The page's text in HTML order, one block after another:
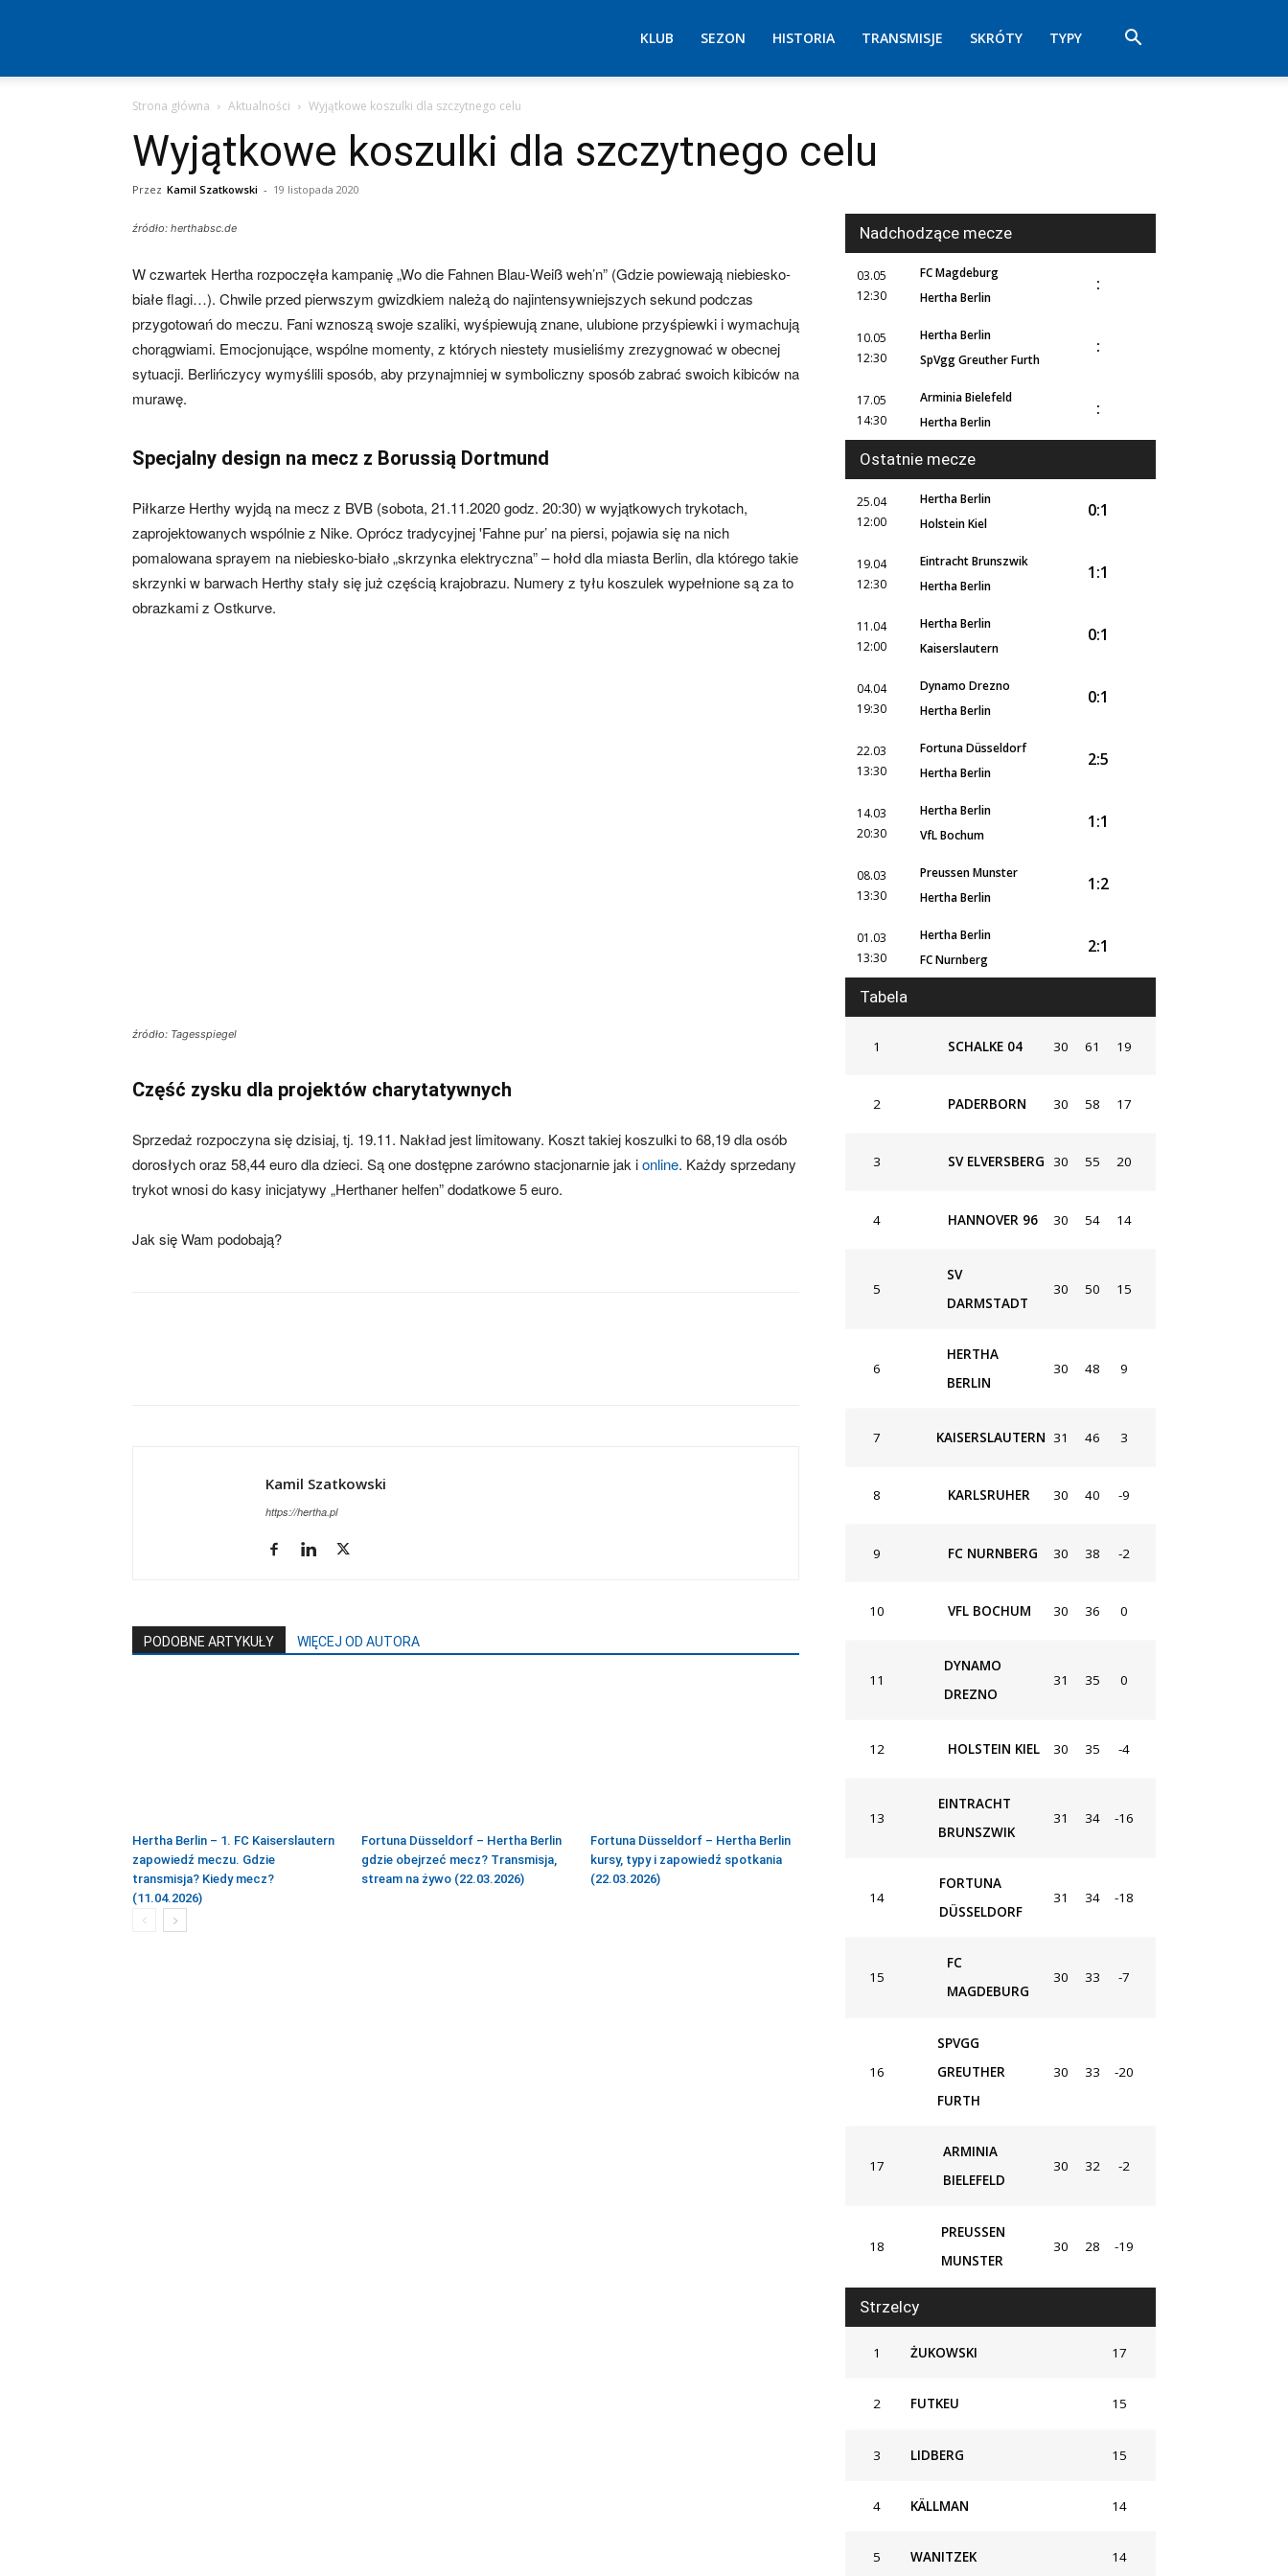
Berlin
–
aktualności
(transfery,
KLUB SEZON HISTORIA TRANSMISJE SKRÓTY TYPY
Strona główna Aktualności Wyjątkowe koszulki dla szczytnego celu
Wyjątkowe koszulki dla szczytnego celu
Przez Kamil Szatkowski - 19 listopada 2020
źródło: herthabsc.de
W czwartek Hertha rozpoczęła kampanię „Wo die Fahnen Blau-Weiß weh’n” (Gdzie powiewają niebiesko-
białe flagi…). Chwile przed pierwszym gwizdkiem należą do najintensywniejszych sekund podczas
przygotowań do meczu. Fani wznoszą swoje szaliki, wyśpiewują znane, ulubione przyśpiewki i wymachują
chorągwiami. Emocjonujące, wspólne momenty, z których niestety musieliśmy zrezygnować w obecnej
sytuacji. Berlińczycy wymyślili sposób, aby przynajmniej w symboliczny sposób zabrać swoich kibiców na
murawę.
Specjalny design na mecz z Borussią Dortmund
Piłkarze Herthy wyjdą na mecz z BVB (sobota, 21.11.2020 godz. 20:30) w wyjątkowych trykotach,
zaprojektowanych wspólnie z Nike. Oprócz tradycyjnej 'Fahne pur’ na piersi, pojawia się na nich
pomalowana sprayem na niebiesko-biało „skrzynka elektryczna” – hołd dla miasta Berlin, dla którego takie
skrzynki w barwach Herthy stały się już częścią krajobrazu. Numery z tyłu koszulek wypełnione są za to
obrazkami z Ostkurve.
źródło: Tagesspiegel
Część zysku dla projektów charytatywnych
Sprzedaż rozpoczyna się dzisiaj, tj. 19.11. Nakład jest limitowany. Koszt takiej koszulki to 68,19 dla osób
dorosłych oraz 58,44 euro dla dzieci. Są one dostępne zarówno stacjonarnie jak ionline. Każdy sprzedany
trykot wnosi do kasy inicjatywy „Herthaner helfen” dodatkowe 5 euro.
Jak się Wam podobają?
Kamil Szatkowski
https://hertha.pl
PODOBNE ARTYKUŁY WIĘCEJ OD AUTORA
Hertha Berlin – 1. FC Kaiserslautern
zapowiedź meczu. Gdzie
transmisja? Kiedy mecz?
(11.04.2026)
Fortuna Düsseldorf – Hertha Berlin
gdzie obejrzeć mecz? Transmisja,
stream na żywo (22.03.2026)
Fortuna Düsseldorf – Hertha Berlin
kursy, typy i zapowiedź spotkania
(22.03.2026)
Nadchodzące mecze
03.05
12:30
FC Magdeburg
Hertha Berlin
:
10.05
12:30
Hertha Berlin
SpVgg Greuther Furth
:
17.05
14:30
Arminia Bielefeld
Hertha Berlin
:
Ostatnie mecze
25.04
12:00
Hertha Berlin
Holstein Kiel
0:1
19.04
12:30
Eintracht Brunszwik
Hertha Berlin
1:1
11.04
12:00
Hertha Berlin
Kaiserslautern
0:1
04.04
19:30
Dynamo Drezno
Hertha Berlin
0:1
22.03
13:30
Fortuna Düsseldorf
Hertha Berlin
2:5
14.03
20:30
Hertha Berlin
VfL Bochum
1:1
08.03
13:30
Preussen Munster
Hertha Berlin
1:2
01.03
13:30
Hertha Berlin
FC Nurnberg
2:1
Tabela
1 SCHALKE 04 30 61 19
2 PADERBORN 30 58 17
3 SV ELVERSBERG 30 55 20
4 HANNOVER 96 30 54 14
5
SV
DARMSTADT
30 50 15
6
HERTHA
BERLIN
30 48 9
7 KAISERSLAUTERN 31 46 3
8 KARLSRUHER 30 40 -9
9 FC NURNBERG 30 38 -2
10 VFL BOCHUM 30 36 0
11
DYNAMO
DREZNO
31 35 0
12 HOLSTEIN KIEL 30 35 -4
13
EINTRACHT
BRUNSZWIK
31 34 -16
14
FORTUNA
DÜSSELDORF
31 34 -18
15
FC
MAGDEBURG
30 33 -7
16
SPVGG
GREUTHER
FURTH
30 33 -20
17
ARMINIA
BIELEFELD
30 32 -2
18
PREUSSEN
MUNSTER
30 28 -19
Strzelcy
1 ŻUKOWSKI 17
2 FUTKEU 15
3 LIDBERG 15
4 KÄLLMAN 14
5 WANITZEK 14